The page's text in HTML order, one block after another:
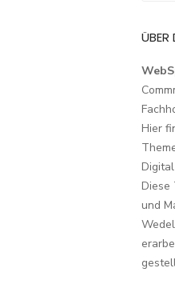
ÜBER
Hier
Diese
und